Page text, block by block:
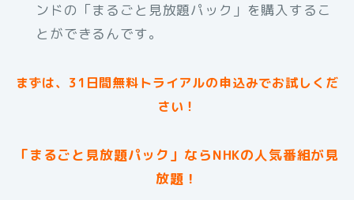
ンドの「まるごと見放題パック」を購入するこ
とができるんです。
まずは、31日間無料トライアルの申込みでお試しくだ
さい！
「まるごと見放題パック」ならNHKの人気番組が見
放題！